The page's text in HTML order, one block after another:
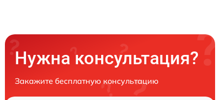
Нужна консультация?
Закажите бесплатную консультацию